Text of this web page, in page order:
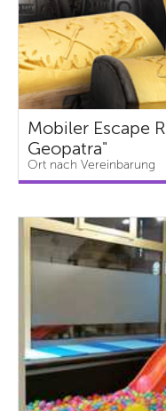
Mobiler Escape
Geopatra"
Ort nach Vereinbarung